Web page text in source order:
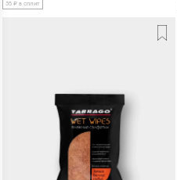
35 ₽ в сплит